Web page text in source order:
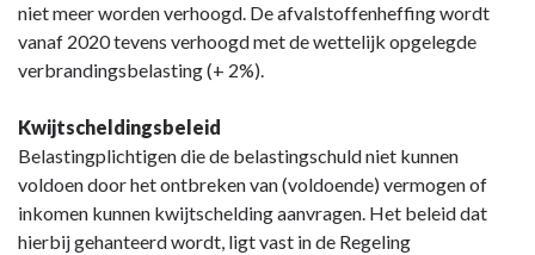
niet meer worden verhoogd. De afvalstoffenheffing wordt
vanaf 2020 tevens verhoogd met de wettelijk opgelegde
verbrandingsbelasting (+ 2%).
Kwijtscheldingsbeleid
Belastingplichtigen die de belastingschuld niet kunnen
voldoen door het ontbreken van (voldoende) vermogen of
inkomen kunnen kwijtschelding aanvragen. Het beleid dat
hierbij gehanteerd wordt, ligt vast in de Regeling